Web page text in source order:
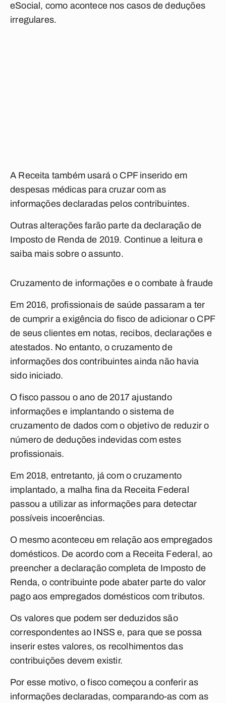
eSocial, como acontece nos casos de deduções
irregulares.
A Receita também usará o CPF inserido em
despesas médicas para cruzar com as
informações declaradas pelos contribuintes.
Outras alterações farão parte da declaração de
Imposto de Renda de 2019. Continue a leitura e
saiba mais sobre o assunto.
Cruzamento de informações e o combate à fraude
Em 2016, profissionais de saúde passaram a ter
de cumprir a exigência do fisco de adicionar o CPF
de seus clientes em notas, recibos, declarações e
atestados. No entanto, o cruzamento de
informações dos contribuintes ainda não havia
sido iniciado.
O fisco passou o ano de 2017 ajustando
informações e implantando o sistema de
cruzamento de dados com o objetivo de reduzir o
número de deduções indevidas com estes
profissionais.
Em 2018, entretanto, já com o cruzamento
implantado, a malha fina da Receita Federal
passou a utilizar as informações para detectar
possíveis incoerências.
O mesmo aconteceu em relação aos empregados
domésticos. De acordo com a Receita Federal, ao
preencher a declaração completa de Imposto de
Renda, o contribuinte pode abater parte do valor
pago aos empregados domésticos com tributos.
Os valores que podem ser deduzidos são
correspondentes ao INSS e, para que se possa
inserir estes valores, os recolhimentos das
contribuições devem existir.
Por esse motivo, o fisco começou a conferir as
informações declaradas, comparando-as com as